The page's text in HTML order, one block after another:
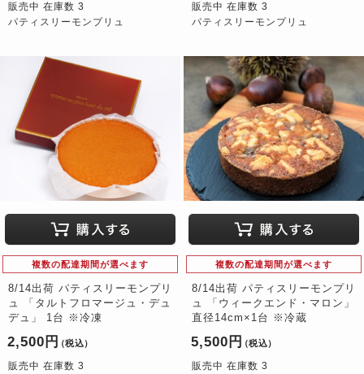
販売中 在庫数 3
パティスリーモンプリュ
販売中 在庫数 3
パティスリーモンプリュ
複数の配達期間が選べます
8/14出荷 パティスリーモンプリ
ュ 「タルトフロマージュ・デュ
デュ」 1台 ※冷凍
2,500円 （税込）
販売中 在庫数 3
複数の配達期間が選べます
8/14出荷 パティスリーモンプリ
ュ 「ウィークエンド・マロン」
直径14cm×1台 ※冷蔵
5,500円 （税込）
販売中 在庫数 3